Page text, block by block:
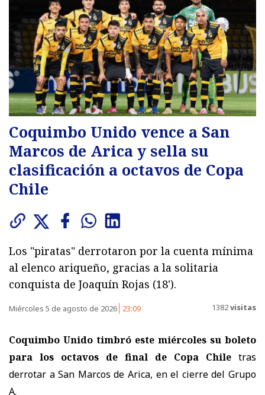
Coquimbo Unido vence a San
Marcos de Arica y sella su
clasificación a octavos de Copa
Chile
Los "piratas" derrotaron por la cuenta mínima
al elenco ariqueño, gracias a la solitaria
conquista de Joaquín Rojas (18').
Miércoles 5 de agosto de 2026 23:09 1382visitas
Coquimbo Unido timbró este miércoles su boleto
para los octavos de final de Copa Chile tras
derrotar a San Marcos de Arica, en el cierre del Grupo
A.